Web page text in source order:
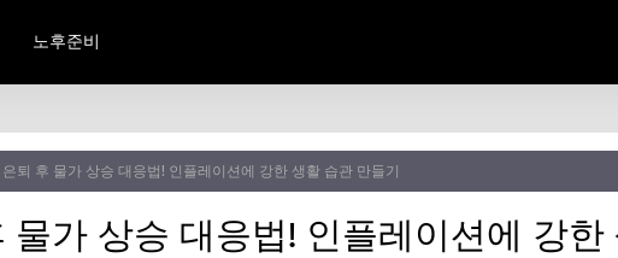
노후준비
은퇴 후 물가 상승 대응법! 인플레이션에 강한 생활 습관 만들기
물가 상승 대응법! 인플레이션에 강한